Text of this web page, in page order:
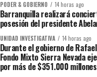
PODER & GOBIERNO 14 horas ago
Barranquilla realizará
posesión del presidente
UNIDAD INVESTIGATIVA 14 horas ago
Durante el gobierno de
Fondo Mixto Sierra Nevada
por más de $351.000